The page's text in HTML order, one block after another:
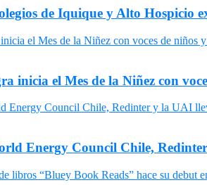
de Iquique y Alto Hospicio
inicia el Mes de la Niñez con
Energy Council Chile,